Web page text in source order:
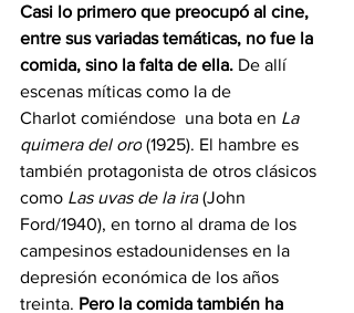
Casi lo primero que preocupó al cine,
entre sus variadas temáticas, no fue la
comida, sino la falta de ella. De allí
escenas míticas como la de
Charlot comiéndose  una bota en La
quimera del oro (1925). El hambre es
también protagonista de otros clásicos
como Las uvas de la ira (John
Ford/1940), en torno al drama de los
campesinos estadounidenses en la
depresión económica de los años
treinta. Pero la comida también ha